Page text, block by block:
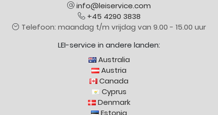
info@leiservice.com
+45 4290 3838
Telefoon: maandag t/m vrijdag van 9.00 - 15.00 uur
LEI-service in andere landen:
Australia
Austria
Canada
Cyprus
Denmark
Estonia